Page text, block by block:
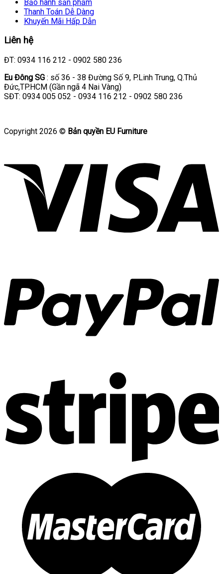
Bảo hành sản phẩm
Thanh Toán Dễ Dàng
Khuyến Mãi Hấp Dẫn
Liên hệ
ĐT: 0934 116 212 - 0902 580 236
Eu Đông SG : số 36 - 38 Đường Số 9, P.Linh Trung, Q.Thủ
Đức,TP.HCM (Gần ngã 4 Nai Vàng)
SĐT: 0934 005 052 - 0934 116 212 - 0902 580 236
Copyright 2026 © Bản quyền EU Furniture